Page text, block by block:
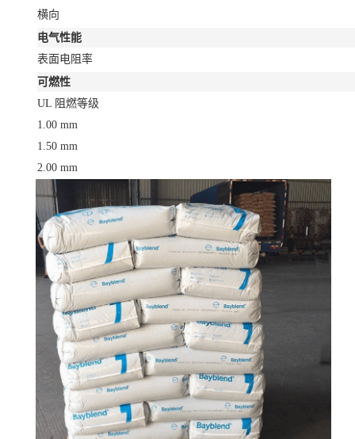
横向
电气性能
表面电阻率
可燃性
UL 阻燃等级
1.00 mm
1.50 mm
2.00 mm